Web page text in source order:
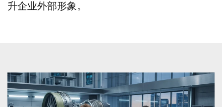
升企业外部形象。